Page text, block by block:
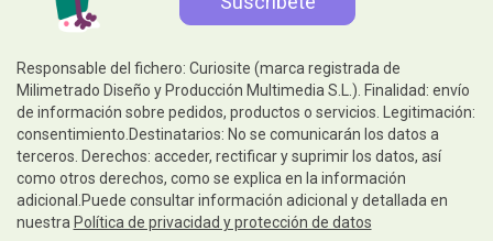
Responsable del fichero: Curiosite (marca registrada de
Milimetrado Diseño y Producción Multimedia S.L.). Finalidad: envío
de información sobre pedidos, productos o servicios. Legitimación:
consentimiento.Destinatarios: No se comunicarán los datos a
terceros. Derechos: acceder, rectificar y suprimir los datos, así
como otros derechos, como se explica en la información
adicional.Puede consultar información adicional y detallada en
nuestra Política de privacidad y protección de datos